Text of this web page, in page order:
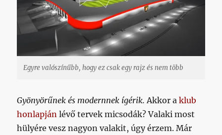
Egyre valószínűbb, hogy ez csak egy rajz és nem több
Gyönyörűnek és modernnek ígérik. Akkor aklub
honlapján lévő tervek micsodák? Valaki most
hülyére vesz nagyon valakit, úgy érzem. Már